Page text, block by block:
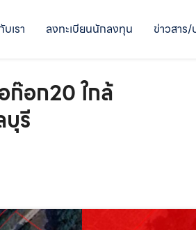
เรา ลงทะเบียนนักลงทุน ข่าวสาร
ก๊อก20 ใกล้
บุรี